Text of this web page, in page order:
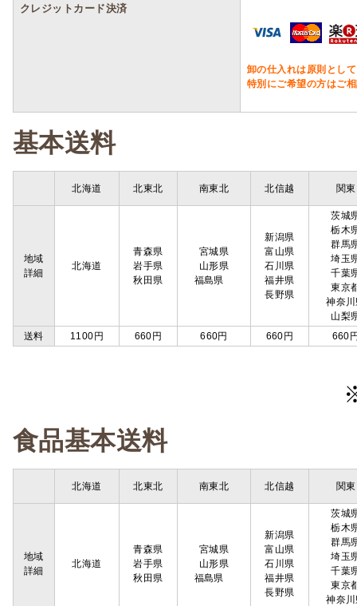
クレジットカード決済
卸の仕入れは原則とし
特別にご希望の方はご
基本送料
北海道 北東北 南東北 北信越 関東
地域
詳細
北海道
青森県
岩手県
秋田県
宮城県
山形県
福島県
新潟県
富山県
石川県
福井県
長野県
茨城
栃木
群馬
埼玉
千葉
東京
神奈
山梨
送料
1100円 660円 660円 660円 660
食品基本送料
北海道 北東北 南東北 北信越 関東
地域
詳細
北海道
青森県
岩手県
秋田県
宮城県
山形県
福島県
新潟県
富山県
石川県
福井県
長野県
茨城
栃木
群馬
埼玉
千葉
東京
神奈